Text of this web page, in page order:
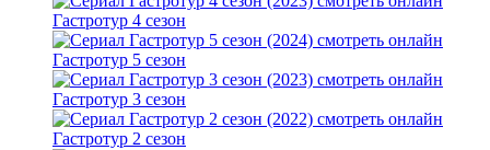
Гастротур 4 сезон
Гастротур 5 сезон
Гастротур 3 сезон
Гастротур 2 сезон